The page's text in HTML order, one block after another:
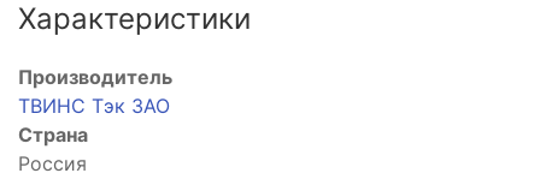
Характеристики
Производитель
ТВИНС Тэк ЗАО
Страна
Россия